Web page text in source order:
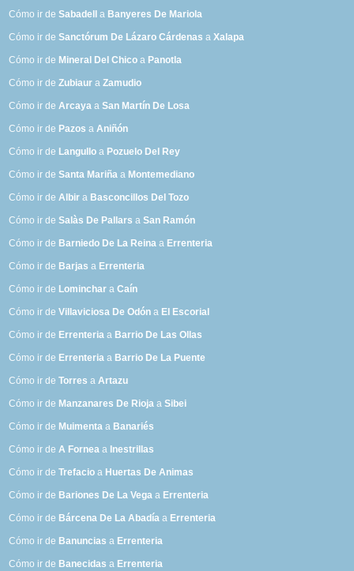
Cómo ir deSabadell a Banyeres De Mariola
Cómo ir deSanctórum De Lázaro Cárdenas aXalapa
Cómo ir de Mineral Del Chico a Panotla
Cómo ir deZubiaur aZamudio
Cómo ir deArcaya aSan Martín De Losa
Cómo ir de Pazos aAniñón
Cómo ir de Langullo a Pozuelo Del Rey
Cómo ir deSanta Mariña a Montemediano
Cómo ir deAlbir a Basconcillos Del Tozo
Cómo ir deSalàs De Pallars aSan Ramón
Cómo ir de Barniedo De La Reina a Errenteria
Cómo ir de Barjas a Errenteria
Cómo ir de Lominchar aCaín
Cómo ir deVillaviciosa De Odón a El Escorial
Cómo ir de Errenteria a Barrio De Las Ollas
Cómo ir de Errenteria a Barrio De La Puente
Cómo ir deTorres aArtazu
Cómo ir de Manzanares De Rioja aSibei
Cómo ir de Muimenta a Banariés
Cómo ir deA Fornea a Inestrillas
Cómo ir deTrefacio a Huertas De Animas
Cómo ir de Bariones De La Vega a Errenteria
Cómo ir de Bárcena De La Abadía a Errenteria
Cómo ir de Banuncias a Errenteria
Cómo ir de Banecidas a Errenteria